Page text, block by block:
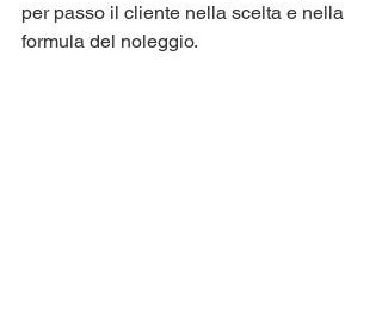
per passo il cliente nella scelta e nella
formula del noleggio.